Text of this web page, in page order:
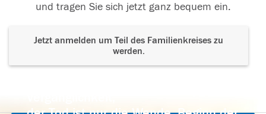
und tragen Sie sich jetzt ganz bequem ein.
Jetzt anmelden um Teil des Familienkreises zu
werden.